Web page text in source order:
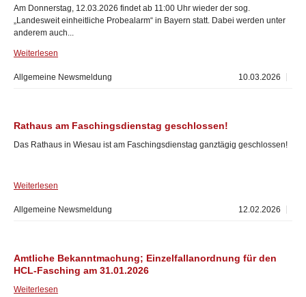
Am Donnerstag, 12.03.2026 findet ab 11:00 Uhr wieder der sog.
„Landesweit einheitliche Probealarm“ in Bayern statt. Dabei werden unter
anderem auch...
Weiterlesen
10.03.2026
Allgemeine Newsmeldung
Rathaus am Faschingsdienstag geschlossen!
Das Rathaus in Wiesau ist am Faschingsdienstag ganztägig geschlossen!
Weiterlesen
12.02.2026
Allgemeine Newsmeldung
Amtliche Bekanntmachung; Einzelfallanordnung für den
HCL-Fasching am 31.01.2026
Weiterlesen